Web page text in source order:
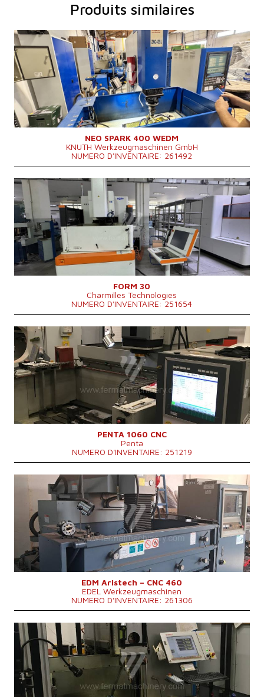
Produits similaires
Année de production:
2018
Course X
550 mm
Course Y
400 mm
Course Z
350 mm
Dimensions de la table
820 x 500 mm
Poids maxi de la piece a usiner1000 kg
Précision - positionnement
0,005 mm
Système de contrôle
NON
NEO SPARK 400 WEDM
KNUTH Werkzeugmaschinen GmbH
NUMERO D'INVENTAIRE: 261492
Année de production:
Course X
600 mm
Course Y
400 mm
Course Z
400 mm
Poids maxi de la piece a usiner
1000 kg
Poids maximal de l'outil
100 kg
Dimensions maxi de la piece a usiner 1000x700x400 mm
Dimensions hors tout
1600 x 2700 x 2858 mm
Poids totale de la machine
4200 kg
NON
FORM 30
Charmilles Technologies
NUMERO D'INVENTAIRE: 251654
Année de production:
2014
Course X
1000 mm
Course Y
600 mm
Course Z
500 mm
Poids maxi de la piece a usiner 4500 kg
Système de contrôle
OUI
Système de contrôle Penta CNC
Poids totale de la machine
6000 kg
Dimensions de la table
1250x750 mm
PENTA 1060 CNC
Penta
NUMERO D'INVENTAIRE: 251219
Année de production:
2015
Course X
600 mm
Course Y
500 mm
Course Z
300 mm
Poids totale de la machine
875 kg
Dimensions de la table
750x300 mm
Poids maxi de la piece a usiner300 kg
Dimensions hors tout
1345×940×2040 mm
Système de contrôle
NON
EDM Aristech – CNC 460
EDEL Werkzeugmaschinen
NUMERO D'INVENTAIRE: 261306
Année de production:
2006
Course X
350 mm
Course Y
270 mm
Course Z
270 mm
Dimensions de la table
550 × 350 mm
Dimensions hors tout
2300x1600x2400 mm